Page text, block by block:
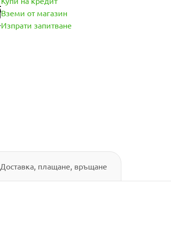
Вземи от магазин
Изпрати запитване
Доставка, плащане, връщане